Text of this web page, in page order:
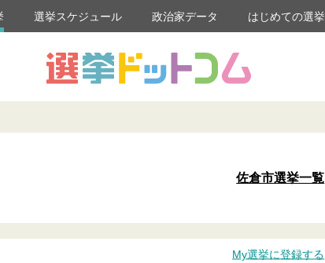
選挙スケジュール 政治家データ はじめての選挙
佐倉市選挙一覧
My選挙に登録する